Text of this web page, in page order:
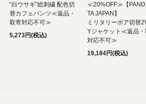
“白ウサギ”総刺繍 配色切
替カフェパンツ≪返品・
取寄対応不可≫
5,273円(税込)
≪20%OFF≫【
TA JAPAN】
ミリタリーボア切替
Yジャケット≪返品・
対応不可≫
19,184円(税込)